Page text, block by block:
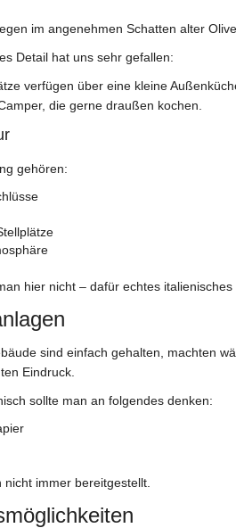
im angenehmen Schatten alter
Detail hat uns sehr gefallen:
verfügen über eine kleine
die gerne draußen kochen.
gehören:
hier nicht – dafür echtes italienisches
sind einfach gehalten, machten
Eindruck.
sollte man an folgendes denken:
nicht immer bereitgestellt.